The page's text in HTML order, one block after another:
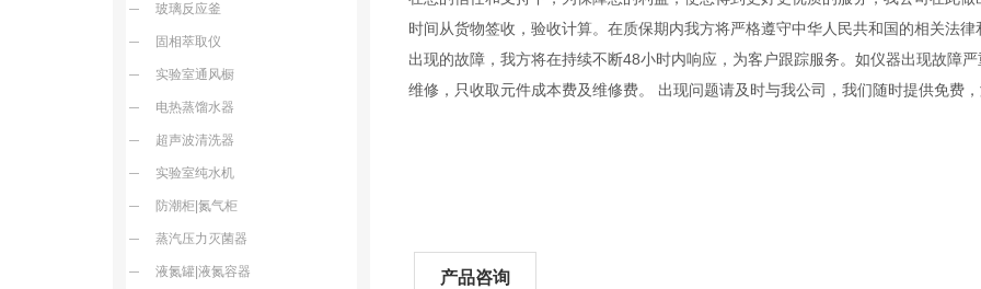
玻璃反应釜
固相萃取仪
实验室通风橱
电热蒸馏水器
超声波清洗器
实验室纯水机
防潮柜|氮气柜
蒸汽压力灭菌器
液氮罐|液氮容器
时间从货物签收，验收计算。在质保期内我方将严格遵守中华人民共和国的相关法
出现的故障，我方将在持续不断48小时内响应，为客户跟踪服务。如仪器出现故障
维修，只收取元件成本费及维修费。 出现问题请及时与我公司，我们随时提供免费，
产品咨询